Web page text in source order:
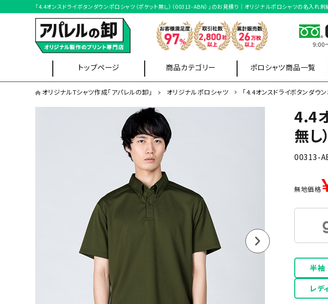
「4.4オンスドライボタンダウンポロシャツ（ポケット無し）（00313-ABN）」のお見積り｜オリジナルポロシャツの名入
トップページ 商品カテゴリー
Tシャツ ブルゾン
スウ
パー
ポロシャツ商品一覧
イベントスタッフ
オリジナルポロシャツを形状から選ぶ
半袖ポロシャツ
ポケット無しポロシャツ
オリジナルポロシャツを機能から選ぶ
ドライポロシャツ
オリジナルポロシャツを本体カラーから選ぶ
オリジナルTシャツ作成「アパレルの卸」 オリジナルポロシャツ 「4.4オンスドライボタンダウ
4.4
無し）
00313-
無地価格
半袖
レデ